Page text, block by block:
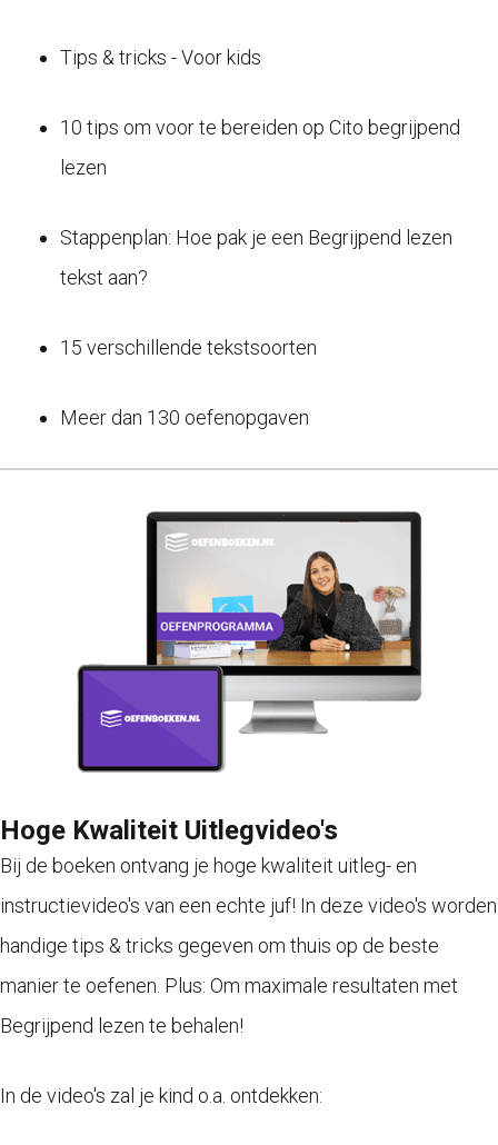
Tips & tricks - Voor kids
10 tips om voor te bereiden op Cito begrijpend
lezen
Stappenplan: Hoe pak je een Begrijpend lezen
tekst aan?
15 verschillende tekstsoorten
Meer dan 130 oefenopgaven
Hoge Kwaliteit Uitlegvideo's
Bij de boeken ontvang je hoge kwaliteit uitleg- en
instructievideo's van een echte juf! In deze video's worden
handige tips & tricks gegeven om thuis op de beste
manier te oefenen. Plus: Om maximale resultaten met
Begrijpend lezen te behalen!
In de video's zal je kind o.a. ontdekken: